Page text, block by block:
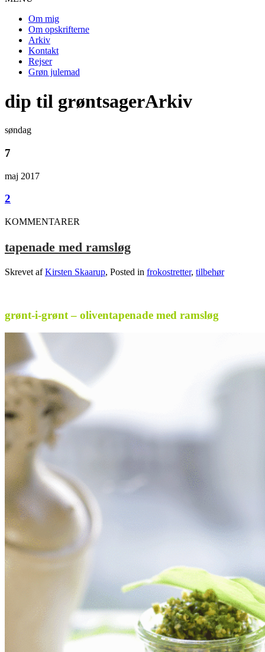
Om mig
Om opskrifterne
Arkiv
Kontakt
Rejser
Grøn julemad
dip til grøntsagerArkiv
søndag
7
maj 2017
2
KOMMENTARER
tapenade med ramsløg
Skrevet afKirsten Skaarup, Posted in frokostretter, tilbehør
grønt-i-grønt – oliventapenade med ramsløg